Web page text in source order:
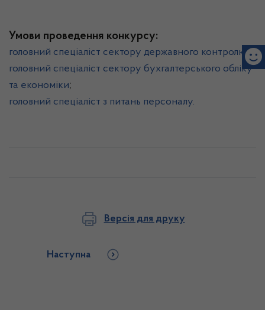
Умови проведення конкурсу:
головний спеціаліст сектору державного контролю;
головний спеціаліст сектору бухгалтерського обліку
та економіки;
головний спеціаліст з питань персоналу.
Версія для друку
Наступна